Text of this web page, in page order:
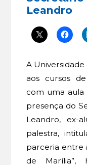
Leandro
A
aos cursos
com uma
presença do
Leandro, ex-
palestra,
parceria entre
de Marília”,